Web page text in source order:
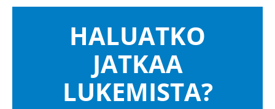
HALUATKO
JATKAA
LUKEMISTA?